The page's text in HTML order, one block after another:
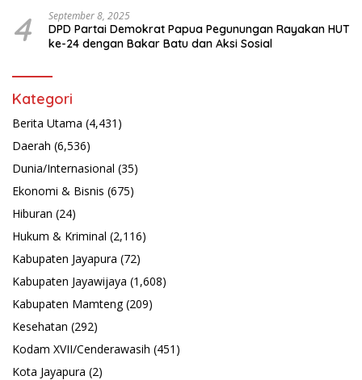
4 September 8, 2025
DPD Partai Demokrat Papua Pegunungan Rayakan HUT
ke-24 dengan Bakar Batu dan Aksi Sosial
Kategori
Berita Utama (4,431)
Daerah (6,536)
Dunia/Internasional (35)
Ekonomi & Bisnis (675)
Hiburan (24)
Hukum & Kriminal (2,116)
Kabupaten Jayapura (72)
Kabupaten Jayawijaya (1,608)
Kabupaten Mamteng(209)
Kesehatan (292)
Kodam XVII/Cenderawasih (451)
Kota Jayapura (2)